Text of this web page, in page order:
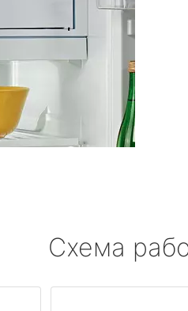
Схема